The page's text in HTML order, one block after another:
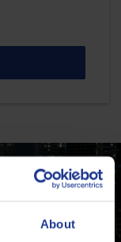
About
experts